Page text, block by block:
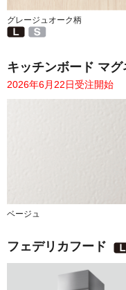
グレージュオーク柄
キッチンボード マ
2026年6月22日受注開始
ベージュ
フェデリカフード